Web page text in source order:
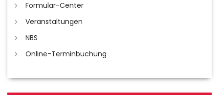
Formular-Center
Veranstaltungen
NBS
Online-Terminbuchung